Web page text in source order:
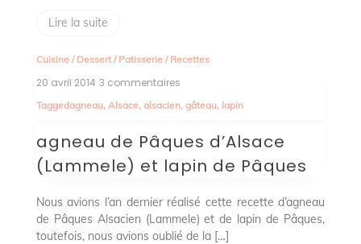
Lire la suite
Cuisine/ Dessert/ Patisserie/ Recettes
20 avril 2014 3 commentaires
de
d’Alsace
et
de
Pâques
Taggedagneau, Alsace, alsacien, gâteau, lapin
agneau de Pâques d’Alsace
(Lammele) et lapin de Pâques
Nous avions l’an dernier réalisé cette recette d’agneau
de Pâques Alsacien (Lammele) et de lapin de Pâques,
toutefois, nous avions oublié de la […]